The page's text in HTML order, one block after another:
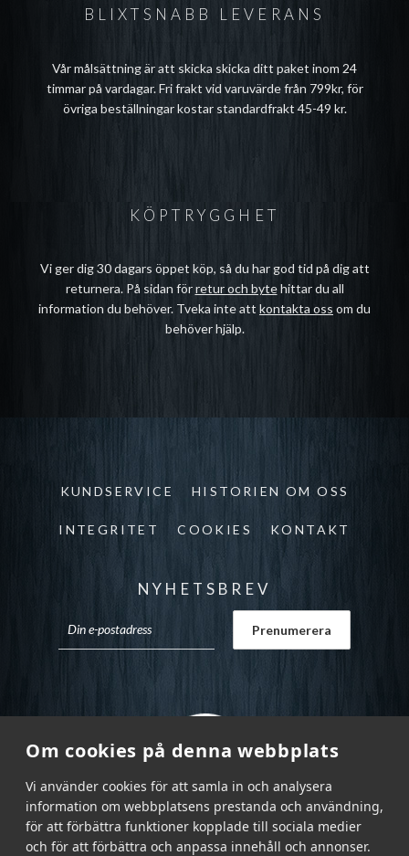
Om cookies på denna webbplats
Vi använder cookies för att samla in och analysera
information om webbplatsens prestanda och användning,
för att förbättra funktioner kopplade till sociala medier
och för att förbättra och anpassa innehåll och annonser.
BLIXTSNABB LEVERANS
Vår målsättning är att skicka skicka ditt paket inom 24
timmar på vardagar. Fri frakt vid varuvärde från 799kr, för
övriga beställningar kostar standardfrakt 45-49 kr.
KÖPTRYGGHET
Vi ger dig 30 dagars öppet köp, så du har god tid på dig att
returnera. På sidan förretur och bytehittar du all
information du behöver. Tveka inte att kontakta oss om du
behöver hjälp.
KUNDSERVICE HISTORIEN OM OSS
INTEGRITET COOKIES KONTAKT
NYHETSBREV